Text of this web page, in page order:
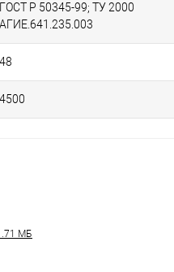
ГОСТ Р 50345-99; ТУ 2000
АГИЕ.641.235.003
48
4500
МБ